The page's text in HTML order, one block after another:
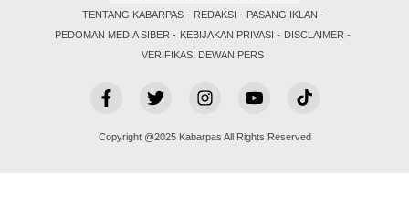
TENTANG KABARPAS REDAKSI
PASANG IKLAN
PEDOMAN MEDIA SIBER
KEBIJAKAN PRIVASI
DISCLAIMER
VERIFIKASI DEWAN PERS
Copyright @2025 Kabarpas All Rights Reserved